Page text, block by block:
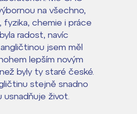
na všechno,
fyzika, chemie i práce
radost, navíc
jsem měl
lepším novým
byly ty staré české.
stejně snadno
usnadňuje život.